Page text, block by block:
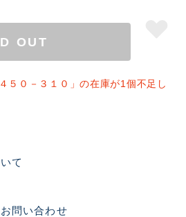
OUT
５０－３１０」の在庫が1個不足し
て
問い合わせ